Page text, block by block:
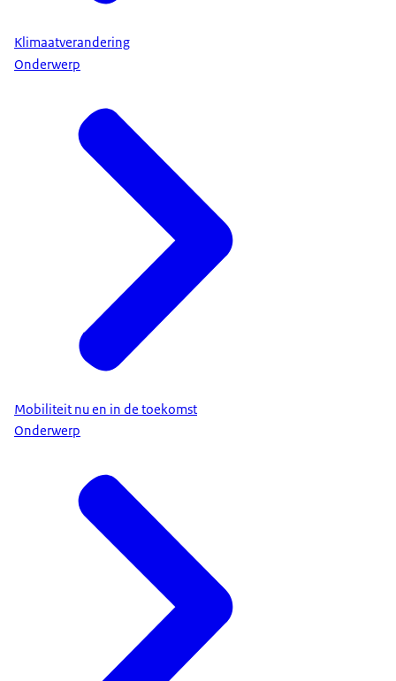
Klimaatverandering
Onderwerp
Mobiliteit nu en in de toekomst
Onderwerp